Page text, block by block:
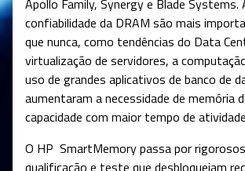
Apollo Family, Synergy e Blade Systems.
confiabilidade da DRAM são mais
que nunca, como tendências do Data
virtualização de servidores, a
uso de grandes aplicativos de banco de
aumentaram a necessidade de memória
capacidade com maior tempo de
O HP SmartMemory passa por